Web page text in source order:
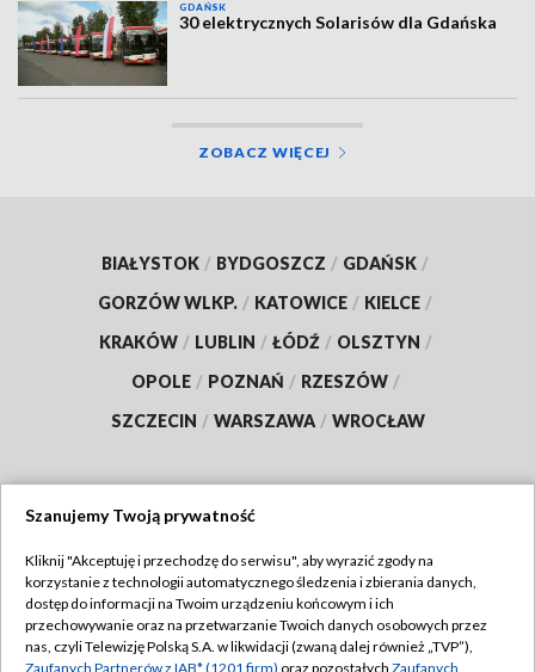
GDAŃSK
30 elektrycznych Solarisów dla Gdańska
ZOBACZ WIĘCEJ
BIAŁYSTOK / BYDGOSZCZ / GDAŃSK /
GORZÓW WLKP. / KATOWICE / KIELCE /
KRAKÓW / LUBLIN / ŁÓDŹ / OLSZTYN /
OPOLE / POZNAŃ / RZESZÓW /
SZCZECIN / WARSZAWA / WROCŁAW
TVP
Abonament TVP
Emisja w TVP
Regulamin TVP
Szanujemy Twoją prywatność
Kliknij "Akceptuję i przechodzę do serwisu", aby wyrazić zgody na
korzystanie z technologii automatycznego śledzenia i zbierania danych,
dostęp do informacji na Twoim urządzeniu końcowym i ich
przechowywanie oraz na przetwarzanie Twoich danych osobowych przez
nas, czyli Telewizję Polską S.A. w likwidacji (zwaną dalej również „TVP”),
Zaufanych Partnerów z IAB* (1201 firm) oraz pozostałych Zaufanych